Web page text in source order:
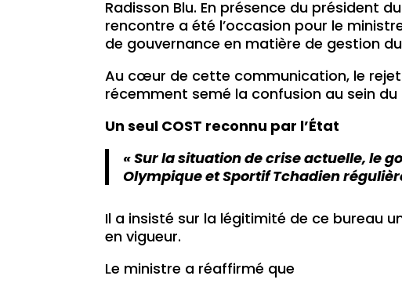
Radisson Blu. En présence du président
rencontre a été l’occasion pour le
de gouvernance en matière de gestion
Au cœur de cette communication, le
récemment semé la confusion au sein
Un seul COST reconnu par l’État
« Sur la situation de crise actuelle, le
Olympique et Sportif Tchadien
Il a insisté sur la légitimité de ce bureau
en vigueur.
Le ministre a réaffirmé que